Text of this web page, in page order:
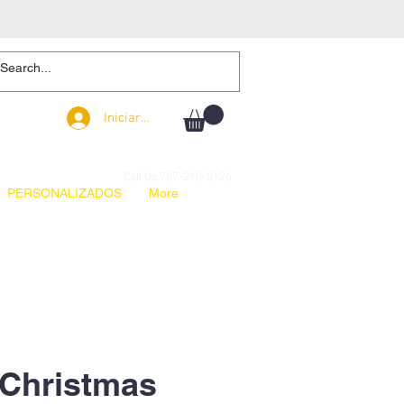
Iniciar sesión
PERSONALIZADOS More